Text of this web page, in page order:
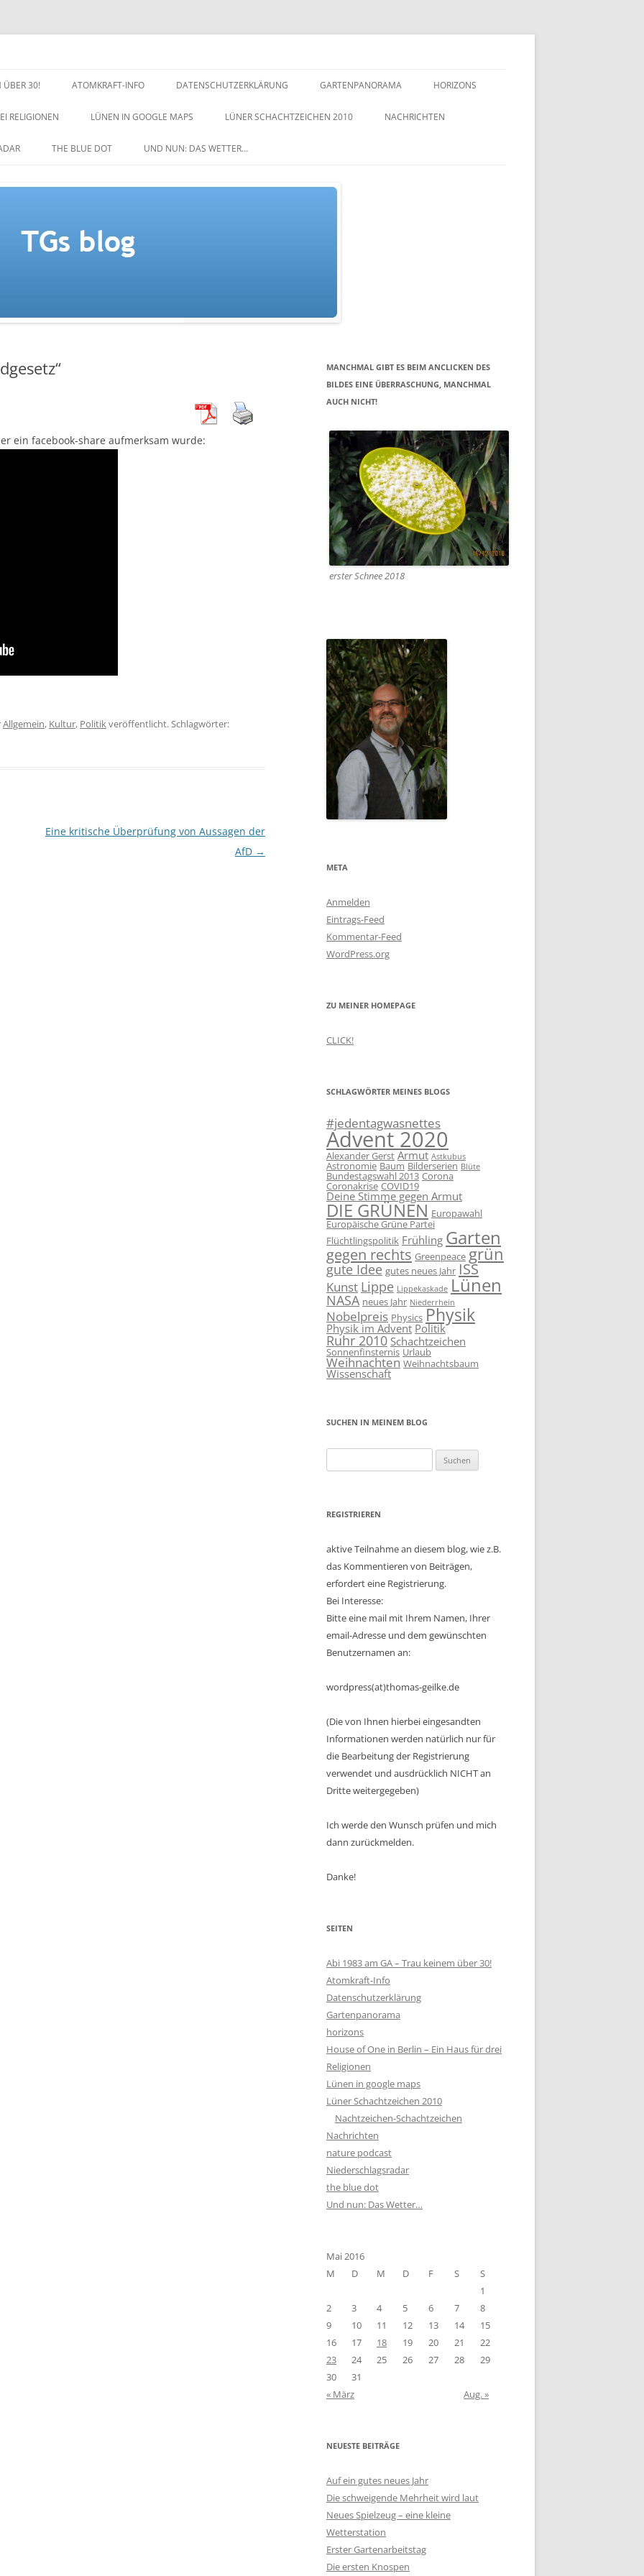
ÜBER 30! ATOMKRAFT-INFO DATENSCHUTZERKLÄRUNG GARTENPANORAMA HORIZONS
RELIGIONEN LÜNEN IN GOOGLE MAPS LÜNER SCHACHTZEICHEN 2010
NACHTZEICHEN-SCHACHTZEICHEN
NACHRICHTEN
THE BLUE DOT UND NUN: DAS WETTER…
ein facebook-share aufmerksam wurde:
Allgemein, Kultur, Politikveröffentlicht. Schlagwörter:
Eine kritische Überprüfung von Aussagen der
AfD →
MANCHMAL GIBT ES BEIM ANCLICKEN DES
BILDES EINE ÜBERRASCHUNG, MANCHMAL
AUCH NICHT!
erster Schnee 2018
META
Anmelden
Eintrags-Feed
Kommentar-Feed
WordPress.org
ZU MEINER HOMEPAGE
CLICK!
SCHLAGWÖRTER MEINES BLOGS
#jedentagwasnettes
Advent 2020
Alexander Gerst Armut Astkubus
Astronomie Baum Bilderserien Blüte
Bundestagswahl 2013 Corona
Coronakrise COVID19
Deine Stimme gegen Armut
DIE GRÜNEN Europawahl
Europäische Grüne Partei
Flüchtlingspolitik Frühling Garten
gegen rechts Greenpeace grün
gute Idee gutes neues Jahr ISS
Kunst Lippe Lippekaskade Lünen
NASA neues Jahr Niederrhein
Nobelpreis Physics Physik
Physik im Advent Politik
Ruhr 2010 Schachtzeichen
Sonnenfinsternis Urlaub
Weihnachten Weihnachtsbaum
Wissenschaft
SUCHEN IN MEINEM BLOG
nach:
REGISTRIEREN
aktive Teilnahme an diesem blog, wie z.B.
das Kommentieren von Beiträgen,
erfordert eine Registrierung.
Bei Interesse:
Bitte eine mail mit Ihrem Namen, Ihrer
email-Adresse und dem gewünschten
Benutzernamen an:
wordpress(at)thomas-geilke.de
(Die von Ihnen hierbei eingesandten
Informationen werden natürlich nur für
die Bearbeitung der Registrierung
verwendet und ausdrücklich NICHT an
Dritte weitergegeben)
Ich werde den Wunsch prüfen und mich
dann zurückmelden.
Danke!
SEITEN
Abi 1983 am GA – Trau keinem über 30!
Atomkraft-Info
Datenschutzerklärung
Gartenpanorama
horizons
House of One in Berlin – Ein Haus für drei
Religionen
Lünen in google maps
Lüner Schachtzeichen 2010
Nachtzeichen-Schachtzeichen
Nachrichten
nature podcast
Niederschlagsradar
the blue dot
Und nun: Das Wetter…
Mai 2016
M
D M D F S
S
1
2
3 4 5 6 7
8
9
10 11 12 13 14
15
16
17 18 19 20 21
22
23
24 25 26 27 28
29
30
31
« März
Aug. »
NEUESTE BEITRÄGE
Auf ein gutes neues Jahr
Die schweigende Mehrheit wird laut
Neues Spielzeug – eine kleine
Wetterstation
Erster Gartenarbeitstag
Die ersten Knospen